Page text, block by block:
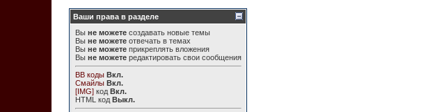
Ваши права в разделе
Вы не можете создавать новые темы
Вы не можете отвечать в темах
Вы не можете прикреплять вложения
Вы не можете редактировать свои сообщения
BB коды Вкл.
Смайлы Вкл.
[IMG] код Вкл.
HTML код Выкл.